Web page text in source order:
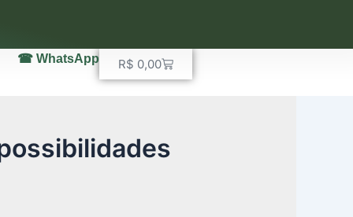
☎ WhatsApp R$ 0,00Carrinho